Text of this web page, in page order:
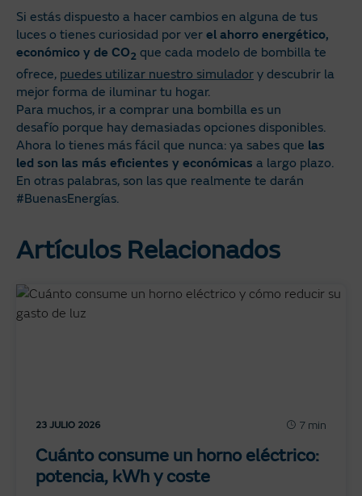
Si estás dispuesto a hacer cambios en alguna de tus
luces o tienes curiosidad por ver el ahorro energético,
económico y de CO2 que cada modelo de bombilla te
ofrece, puedes utilizar nuestro simulador y descubrir la
mejor forma de iluminar tu hogar.
Para muchos, ir a comprar una bombilla es un
desafío porque hay demasiadas opciones disponibles.
Ahora lo tienes más fácil que nunca: ya sabes que las
led son las más eficientes y económicas a largo plazo.
En otras palabras, son las que realmente te darán
#BuenasEnergías.
Artículos Relacionados
23 JULIO 2026 7 min
Cuánto consume un horno eléctrico:
potencia, kWh y coste